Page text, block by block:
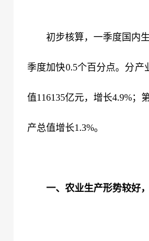
初步核算，一季度国内
季度加快0.5个百分点。分产
值116135亿元，增长4.9%；
产总值增长1.3%。
一、农业生产形势较好，